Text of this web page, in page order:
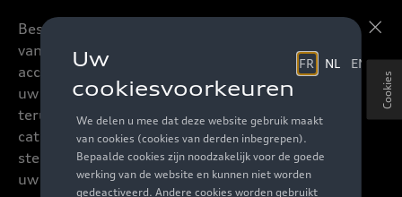
Beste accessoires-lovers,
vanaf nu kan u het hele
accessoire assortiment van
uw favoriete merk
terugvinden in de online
catalogus. Deze kunnen
steeds besteld worden via
uw verdeler.
Cookies